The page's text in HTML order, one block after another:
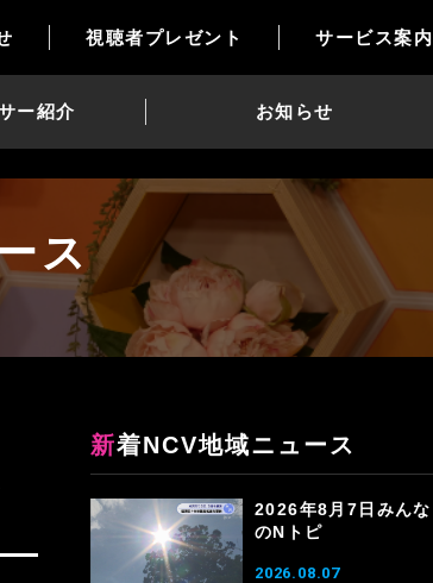
視聴者プレゼント サービス案内
ー紹介 お知らせ
ス
新着NCV地域ニュース
2026年8月7日みんな
のNトピ
2026.08.07